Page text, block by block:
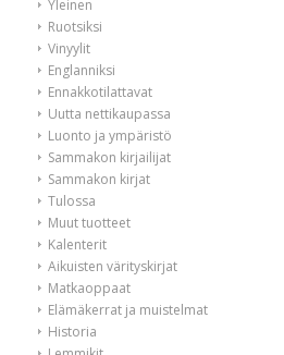
Yleinen
Ruotsiksi
Vinyylit
Englanniksi
Ennakkotilattavat
Uutta nettikaupassa
Luonto ja ympäristö
Sammakon kirjailijat
Sammakon kirjat
Tulossa
Muut tuotteet
Kalenterit
Aikuisten värityskirjat
Matkaoppaat
Elämäkerrat ja muistelmat
Historia